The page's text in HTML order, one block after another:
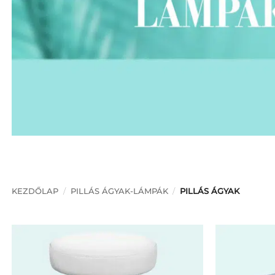
KEZDŐLAP / PILLÁS ÁGYAK-LÁMPÁK / PILLÁS ÁGYAK